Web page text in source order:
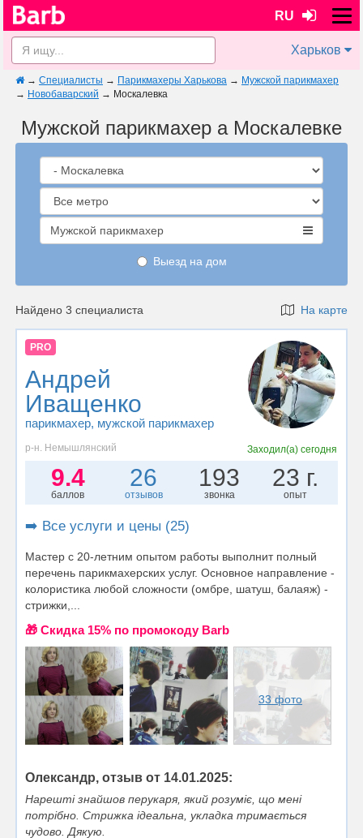
RU
Харьков
→ Специалисты → Парикмахеры Харькова → Мужской парикмахер
→ Новобаварский → Москалевка
Мужской парикмахер а Москалевке
Мужской парикмахер
Выезд на дом
Найдено 3 специалиста На карте
PRO
Андрей
Иващенко
парикмахер, мужской парикмахер
р-н. Немышлянский Заходил(а) сегодня
9.4
баллов
26
отзывов
193
звонка
23 г.
опыт
➡️ Все услуги и цены (25)
Мастер с 20-летним опытом работы выполнит полный
перечень парикмахерских услуг. Основное направление -
колористика любой сложности (омбре, шатуш, балаяж) -
стрижки,...
🎁 Cкидка 15% по промокоду Barb
33 фото
Олександр, отзыв от 14.01.2025:
Нарешті знайшов перукаря, який розуміє, що мені
потрібно. Стрижка ідеальна, укладка тримається
чудово. Дякую.